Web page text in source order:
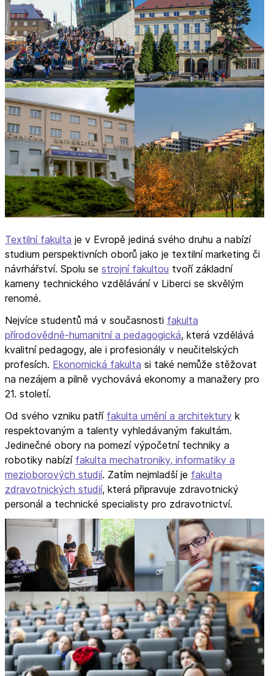
Textilní fakulta je v Evropě jediná svého druhu a nabízí
studium perspektivních oborů jako je textilní marketing či
návrhářství. Spolu se strojní fakultou tvoří základní
kameny technického vzdělávání v Liberci se skvělým
renomé.
Nejvíce studentů má v současnosti fakulta
přírodovědně-humanitní a pedagogická, která vzdělává
kvalitní pedagogy, ale i profesionály v neučitelských
profesích. Ekonomická fakulta si také nemůže stěžovat
na nezájem a pilně vychovává ekonomy a manažery pro
21. století.
Od svého vzniku patří fakulta umění a architektury k
respektovaným a talenty vyhledávaným fakultám.
Jedinečné obory na pomezí výpočetní techniky a
robotiky nabízí fakulta mechatroniky, informatiky a
mezioborových studií. Zatím nejmladší je fakulta
zdravotnických studií, která připravuje zdravotnický
personál a technické specialisty pro zdravotnictví.